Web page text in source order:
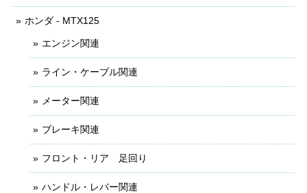
ホンダ - MTX125
エンジン関連
ライン・ケーブル関連
メーター関連
ブレーキ関連
フロント・リア 足回り
ハンドル・レバー関連